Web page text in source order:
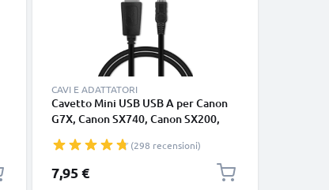
CAVI E ADATTATORI
Cavetto Mini USB USB A per Canon
G7X, Canon SX740, Canon SX200,
Canon 80D, Canon SX530, Canon
IXUS 185, lungo 1m, carica a 1A,
nero, in PVC
(298 recensioni)
7,95 €